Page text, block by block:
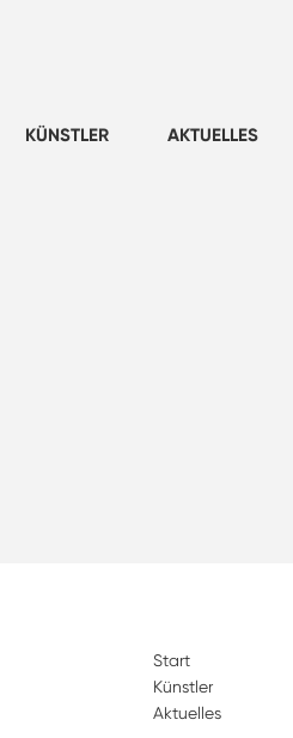
KÜNSTLER AKTUELLES
Start
Künstler
Aktuelles